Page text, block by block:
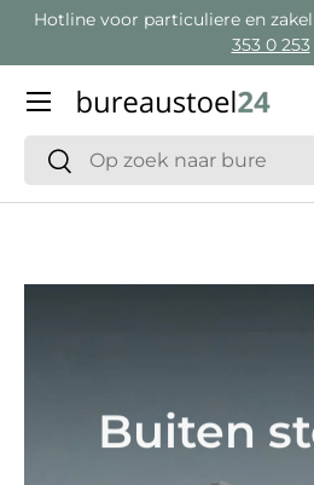
Hotline voor particuliere en
353 0 253
Zoeken
Zoeken
Menu
Buiten